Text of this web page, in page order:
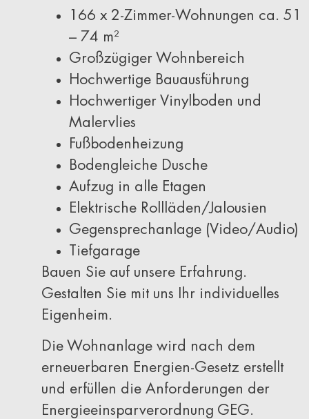
166 x 2-Zimmer-Wohnungen ca. 51
– 74 m²
Großzügiger Wohnbereich
Hochwertige Bauausführung
Hochwertiger Vinylboden und
Malervlies
Fußbodenheizung
Bodengleiche Dusche
Aufzug in alle Etagen
Elektrische Rollläden/Jalousien
Gegensprechanlage (Video/Audio)
Tiefgarage
Bauen Sie auf unsere Erfahrung.
Gestalten Sie mit uns Ihr individuelles
Eigenheim.
Die Wohnanlage wird nach dem
erneuerbaren Energien-Gesetz erstellt
und erfüllen die Anforderungen der
Energieeinsparverordnung GEG.